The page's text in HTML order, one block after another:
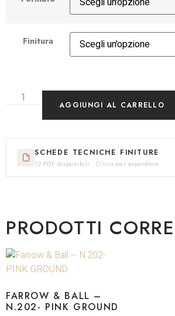
Finitura
AGGIUNGI AL CARRELLO
SCHEDE TECNICHE FINITURE
12 PDF disponibili · Clicca per espandere
PRODOTTI
FARROW & BALL –
N.202- PINK GROUND